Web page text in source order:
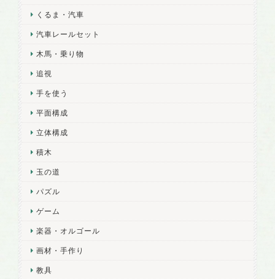
くるま・汽車
汽車レールセット
木馬・乗り物
追視
手を使う
平面構成
立体構成
積木
玉の道
パズル
ゲーム
楽器・オルゴール
画材・手作り
教具